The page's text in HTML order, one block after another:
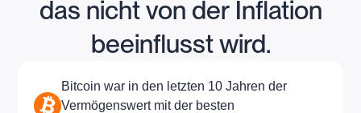
das nicht von der Inflation
beeinflusst wird.
Bitcoin war in den letzten 10 Jahren der
Vermögenswert mit der besten